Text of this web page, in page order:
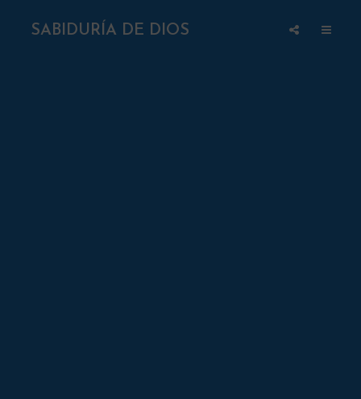
SABIDURÍA DE DIOS